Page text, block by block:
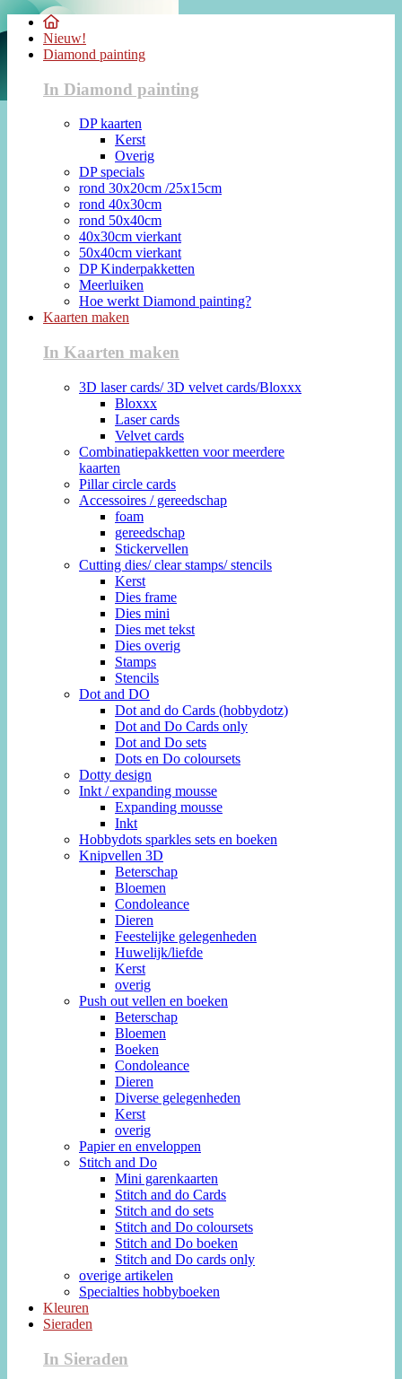
Nieuw!
Diamond painting
In Diamond painting
DP kaarten
Kerst
Overig
DP specials
rond 30x20cm /25x15cm
rond 40x30cm
rond 50x40cm
40x30cm vierkant
50x40cm vierkant
DP Kinderpakketten
Meerluiken
Hoe werkt Diamond painting?
Kaarten maken
In Kaarten maken
3D laser cards/ 3D velvet cards/Bloxxx
Bloxxx
Laser cards
Velvet cards
Combinatiepakketten voor meerdere
kaarten
Pillar circle cards
Accessoires / gereedschap
foam
gereedschap
Stickervellen
Cutting dies/ clear stamps/ stencils
Kerst
Dies frame
Dies mini
Dies met tekst
Dies overig
Stamps
Stencils
Dot and DO
Dot and do Cards (hobbydotz)
Dot and Do Cards only
Dot and Do sets
Dots en Do coloursets
Dotty design
Inkt / expanding mousse
Expanding mousse
Inkt
Hobbydots sparkles sets en boeken
Knipvellen 3D
Beterschap
Bloemen
Condoleance
Dieren
Feestelijke gelegenheden
Huwelijk/liefde
Kerst
overig
Push out vellen en boeken
Beterschap
Bloemen
Boeken
Condoleance
Dieren
Diverse gelegenheden
Kerst
overig
Papier en enveloppen
Stitch and Do
Mini garenkaarten
Stitch and do Cards
Stitch and do sets
Stitch and Do coloursets
Stitch and Do boeken
Stitch and Do cards only
overige artikelen
Specialties hobbyboeken
Kleuren
Sieraden
In Sieraden